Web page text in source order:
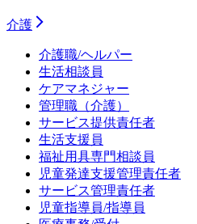
介護
介護職/ヘルパー
生活相談員
ケアマネジャー
管理職（介護）
サービス提供責任者
生活支援員
福祉用具専門相談員
児童発達支援管理責任者
サービス管理責任者
児童指導員/指導員